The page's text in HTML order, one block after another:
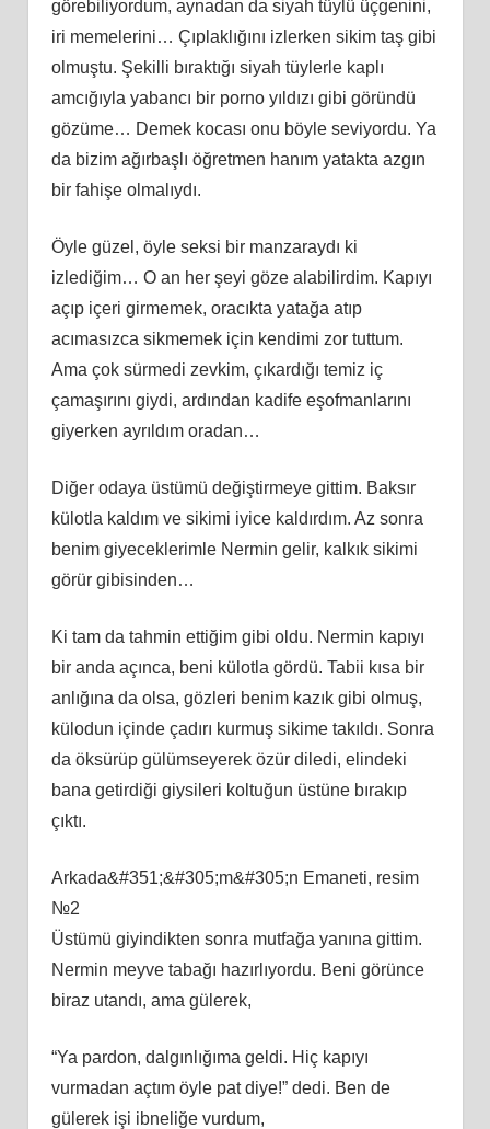
görebiliyordum, aynadan da siyah tüylü üçgenini,
iri memelerini… Çıplaklığını izlerken sikim taş gibi
olmuştu. Şekilli bıraktığı siyah tüylerle kaplı
amcığıyla yabancı bir porno yıldızı gibi göründü
gözüme… Demek kocası onu böyle seviyordu. Ya
da bizim ağırbaşlı öğretmen hanım yatakta azgın
bir fahişe olmalıydı.
Öyle güzel, öyle seksi bir manzaraydı ki
izlediğim… O an her şeyi göze alabilirdim. Kapıyı
açıp içeri girmemek, oracıkta yatağa atıp
acımasızca sikmemek için kendimi zor tuttum.
Ama çok sürmedi zevkim, çıkardığı temiz iç
çamaşırını giydi, ardından kadife eşofmanlarını
giyerken ayrıldım oradan…
Diğer odaya üstümü değiştirmeye gittim. Baksır
külotla kaldım ve sikimi iyice kaldırdım. Az sonra
benim giyeceklerimle Nermin gelir, kalkık sikimi
görür gibisinden…
Ki tam da tahmin ettiğim gibi oldu. Nermin kapıyı
bir anda açınca, beni külotla gördü. Tabii kısa bir
anlığına da olsa, gözleri benim kazık gibi olmuş,
külodun içinde çadırı kurmuş sikime takıldı. Sonra
da öksürüp gülümseyerek özür diledi, elindeki
bana getirdiği giysileri koltuğun üstüne bırakıp
çıktı.
Arkada&#351;&#305;m&#305;n Emaneti, resim
№2
Üstümü giyindikten sonra mutfağa yanına gittim.
Nermin meyve tabağı hazırlıyordu. Beni görünce
biraz utandı, ama gülerek,
“Ya pardon, dalgınlığıma geldi. Hiç kapıyı
vurmadan açtım öyle pat diye!” dedi. Ben de
gülerek işi ibneliğe vurdum,